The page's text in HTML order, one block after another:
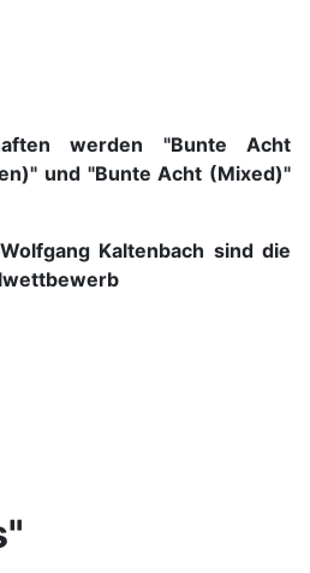
werden "Bunte Acht
und "Bunte Acht (Mixed)"
Kaltenbach sind die